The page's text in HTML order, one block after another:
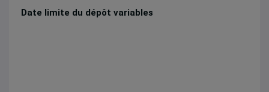
Date limite du dépôt variables